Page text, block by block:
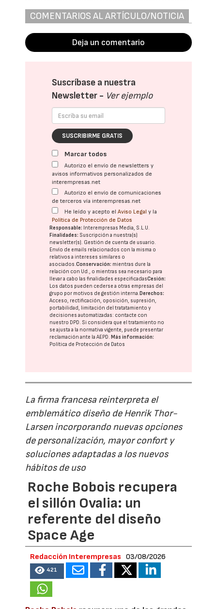
COMENTARIOS AL ARTÍCULO/NOTICIA
Deja un comentario
Suscríbase a nuestra
Newsletter - Ver ejemplo
SUSCRIBIRME GRATIS
Marcar todos
Autorizo el envío de newsletters y
avisos informativos personalizados de
interempresas.net
Autorizo el envío de comunicaciones
de terceros vía interempresas.net
He leído y acepto elAviso Legal y la
Política de Protección de Datos
Responsable: Interempresas Media, S.L.U.
Finalidades: Suscripción a nuestra(s)
newsletter(s). Gestión de cuenta de usuario.
Envío de emails relacionados con la misma o
relativos a intereses similares o
asociados.Conservación: mientras dure la
relación con Ud., o mientras sea necesario para
llevar a cabo las finalidades especificadasCesión:
Los datos pueden cederse a otras empresas del
grupo por motivos de gestión interna. Derechos:
Acceso, rectificación, oposición, supresión,
portabilidad, limitación del tratatamiento y
decisiones automatizadas: contacte con
nuestro DPD. Si considera que el tratamiento no
se ajusta a la normativa vigente, puede presentar
reclamación ante laAEPD. Más información:
Política de Protección de Datos
La firma francesa reinterpreta el
emblemático diseño de Henrik Thor-
Larsen incorporando nuevas opciones
de personalización, mayor confort y
soluciones adaptadas a los nuevos
hábitos de uso
Roche Bobois recupera
el sillón Ovalia: un
referente del diseño
Space Age
Redacción Interempresas 03/08/2026
421